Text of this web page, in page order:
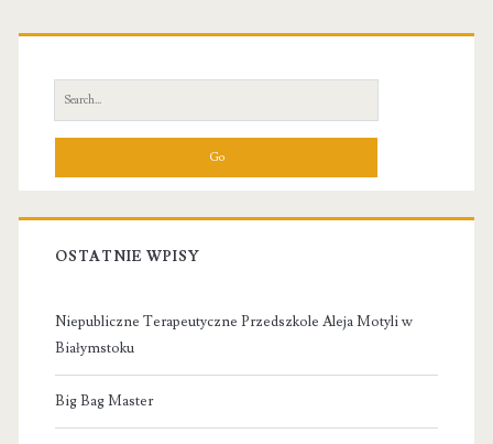
Primary
Sidebar
Search
for:
OSTATNIE WPISY
Niepubliczne Terapeutyczne Przedszkole Aleja Motyli w
Białymstoku
Big Bag Master